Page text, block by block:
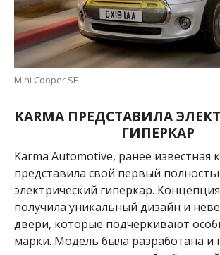
Mini Cooper SE
KARMA ПРЕДСТАВИЛА
ГИПЕРКАР
Karma Automotive, ранее известная
представила свой первый
электрический гиперкар.
получила уникальный дизайн и
двери, которые подчеркивают
марки. Модель была разработана и